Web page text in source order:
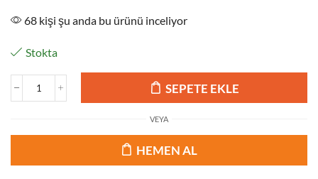
68 kişi şu anda bu ürünü inceliyor
Stokta
SEPETE EKLE
VEYA
HEMEN AL